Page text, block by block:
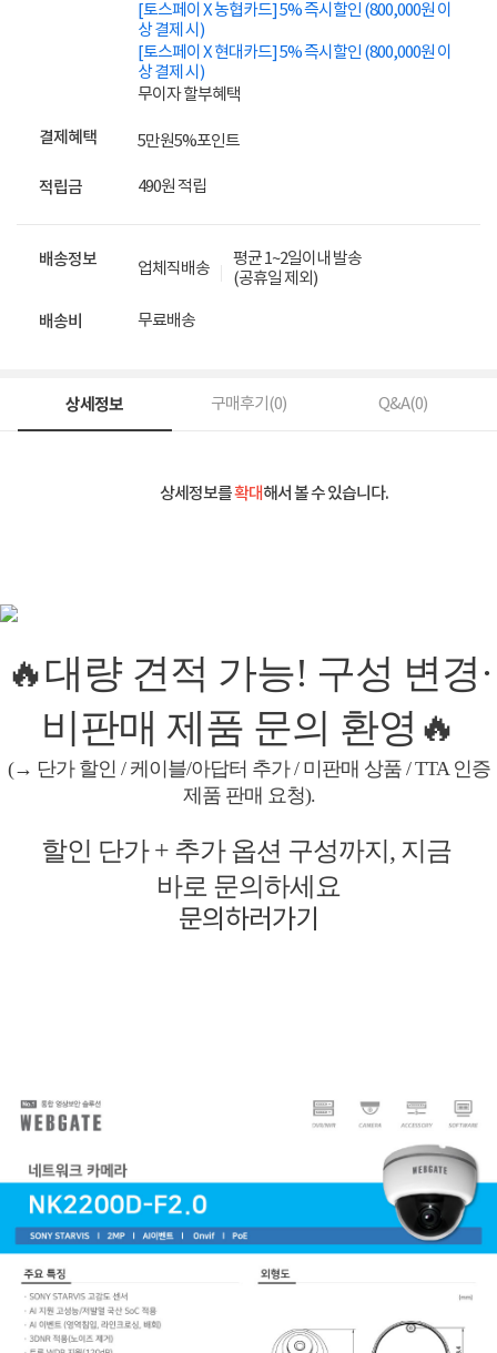
[토스페이 X 농협카드] 5% 즉시할인 (800,000원 이
상 결제 시)
[토스페이 X 현대카드] 5% 즉시할인 (800,000원 이
상 결제 시)
무이자 할부혜택
결제혜택 5만원5%포인트
적립금 490원 적립
배송정보 업체직배송
평균 1~2일이내 발송
(공휴일 제외)
배송비 무료배송
상세정보 구매후기(0) Q&A(0)
상세정보를확대해서 볼 수 있습니다.
🔥대량 견적 가능! 구성 변경·
비판매 제품 문의 환영🔥
(→ 단가 할인 / 케이블/아답터 추가 / 미판매 상품 / TTA 인증
제품 판매 요청).
할인 단가 + 추가 옵션 구성까지, 지금
바로 문의하세요
문의하러가기